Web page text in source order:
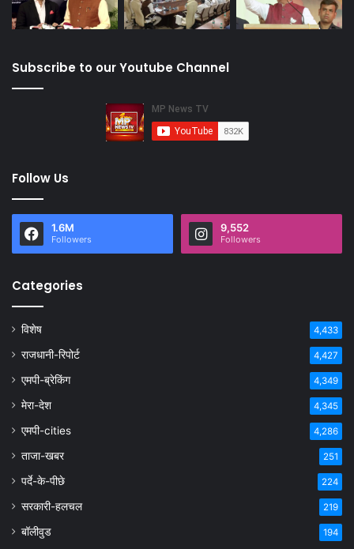
Subscribe to our Youtube Channel
Follow Us
1.6M
Followers
9,552
Followers
Categories
विशेष 4,433
राजधानी-रिपोर्ट 4,427
एमपी-ब्रेकिंग 4,349
मेरा-देश 4,345
एमपी-cities 4,286
ताजा-खबर 251
पर्दे-के-पीछे 224
सरकारी-हलचल 219
बॉलीवुड 194